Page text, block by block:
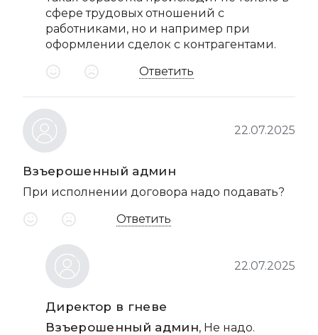
сфере трудовых отношений с
работниками, но и например при
оформлении сделок с контрагентами.
Ответить
Взъерошенный админ
22.07.2025
При исполнении договора надо подавать?
Ответить
Директор в гневе
22.07.2025
Взъерошенный админ, Не надо.